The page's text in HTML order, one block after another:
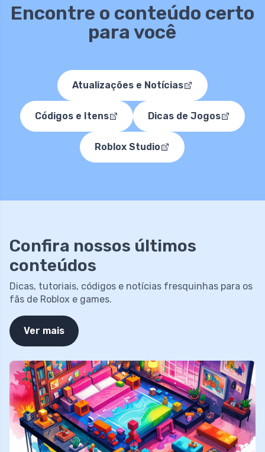
Encontre o conteúdo certo
para você
Atualizações e Notícias
Códigos e Itens Dicas de Jogos
Roblox Studio
Confira nossos últimos
conteúdos
Dicas, tutoriais, códigos e notícias fresquinhas para os
fãs de Roblox e games.
Ver mais